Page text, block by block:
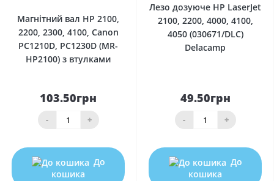
Магнітний вал HP 2100,
2200, 2300, 4100, Canon
PC1210D, PC1230D (MR-
HP2100) з втулками
103.50грн
- +
До
кошика
Лезо дозуюче HP LaserJet
2100, 2200, 4000, 4100,
4050 (030671/DLC)
Delacamp
49.50грн
- +
До
кошика